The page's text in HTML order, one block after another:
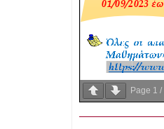
Page 1 /